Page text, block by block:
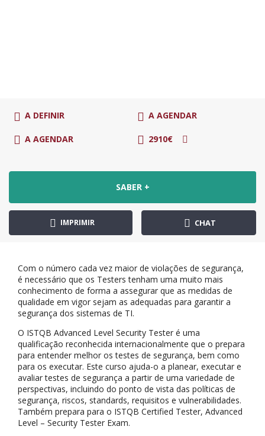
A DEFINIR A AGENDAR
A AGENDAR 2910€
SABER +
IMPRIMIR CHAT
Com o número cada vez maior de violações de segurança,
é necessário que os Testers tenham uma muito mais
conhecimento de forma a assegurar que as medidas de
qualidade em vigor sejam as adequadas para garantir a
segurança dos sistemas de TI.
O ISTQB Advanced Level Security Tester é uma
qualificação reconhecida internacionalmente que o prepara
para entender melhor os testes de segurança, bem como
para os executar. Este curso ajuda-o a planear, executar e
avaliar testes de segurança a partir de uma variedade de
perspectivas, incluindo do ponto de vista das políticas de
segurança, riscos, standards, requisitos e vulnerabilidades.
Também prepara para o ISTQB Certified Tester, Advanced
Level – Security Tester Exam.